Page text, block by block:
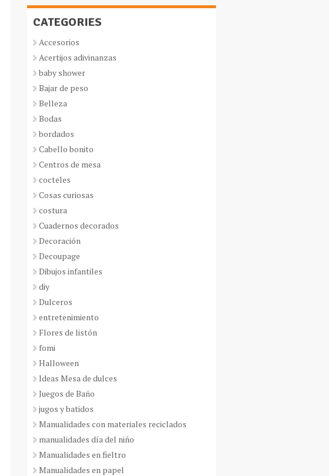
CATEGORIES
Accesorios
Acertijos adivinanzas
baby shower
Bajar de peso
Belleza
Bodas
bordados
Cabello bonito
Centros de mesa
cocteles
Cosas curiosas
costura
Cuadernos decorados
Decoración
Decoupage
Dibujos infantiles
diy
Dulceros
entretenimiento
Flores de listón
fomi
Halloween
Ideas Mesa de dulces
Juegos de Baño
jugos y batidos
Manualidades con materiales reciclados
manualidades día del niño
Manualidades en fieltro
Manualidades en papel